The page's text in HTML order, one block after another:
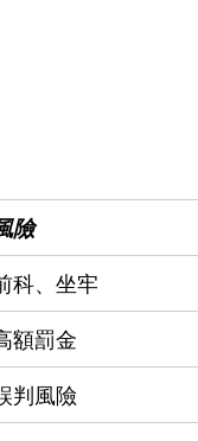
險
科、坐牢
額罰金
判風險